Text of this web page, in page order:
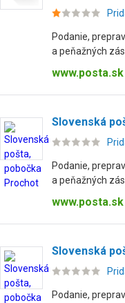
Podanie,
a peňažných
www.posta.sk
Slovenská
Podanie,
a peňažných
www.posta.sk
Slovenská
Podanie,